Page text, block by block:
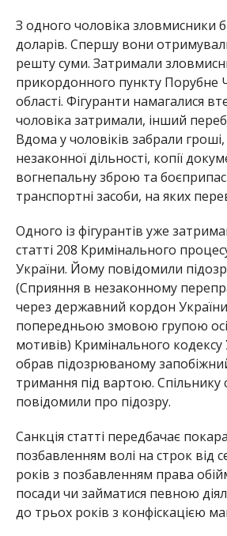
З одного чоловіка зловмисники
доларів. Спершу вони
решту суми. Затримали
прикордонного пункту Порубне
області. Фігуранти намагалися
чоловіка затримали, інший
Вдома у чоловіків забрали
незаконної дільності, копії
вогнепальну зброю та
транспортні засоби, на яких
Одного із фігурантів уже
статті 208 Кримінального
України. Йому повідомили
(Сприяння в незаконному
через державний кордон
попередньою змовою групою
мотивів) Кримінального кодексу
обрав підозрюваному
тримання під вартою. Спільнику
повідомили про підозру.
Санкція статті передбачає
позбавленням волі на строк від
років з позбавленням права
посади чи займатися певною
до трьох років з конфіскацією